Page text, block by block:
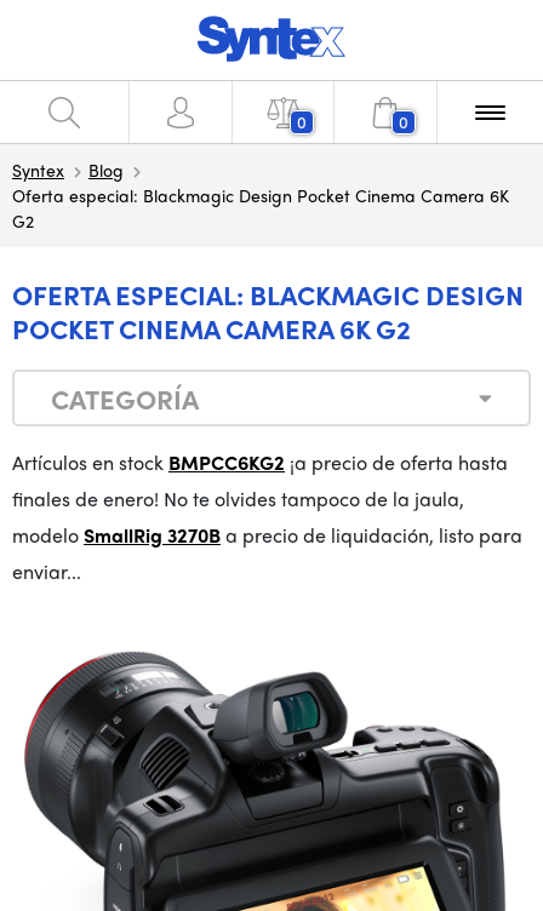
0 0
Syntex
Blog
Oferta especial: Blackmagic Design Pocket Cinema Camera 6K
G2
OFERTA ESPECIAL: BLACKMAGIC DESIGN
POCKET CINEMA CAMERA 6K G2
CATEGORÍA
Artículos en stock BMPCC6KG2 ¡a precio de oferta hasta
finales de enero! No te olvides tampoco de la jaula,
modeloSmallRig 3270Ba precio de liquidación, listo para
enviar...